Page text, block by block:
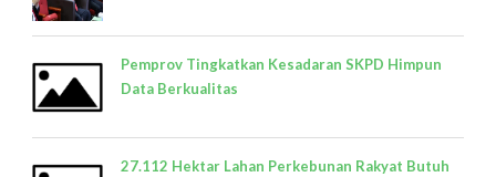
Pemprov Tingkatkan Kesadaran SKPD Himpun
Data Berkualitas
27.112 Hektar Lahan Perkebunan Rakyat Butuh